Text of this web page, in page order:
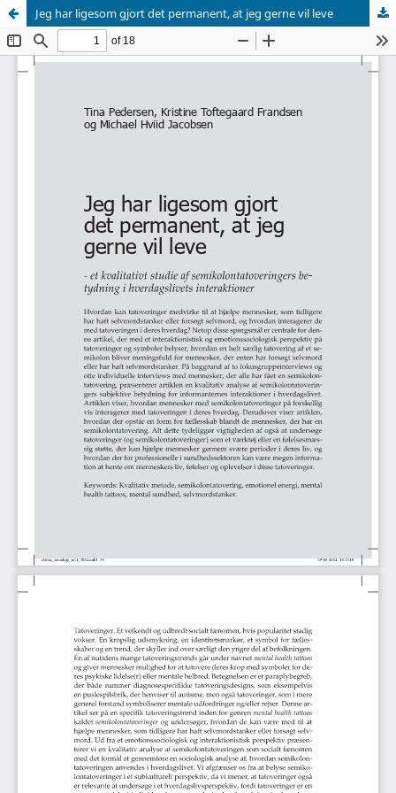
Jeg har ligesom gjort det permanent, at jeg gerne vil leve